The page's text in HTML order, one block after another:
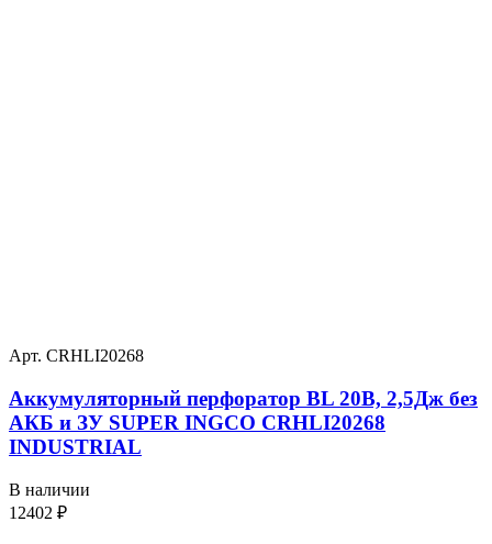
Арт. CRHLI20268
Аккумуляторный перфоратор BL 20В, 2,5Дж без
АКБ и ЗУ SUPER INGCO CRHLI20268
INDUSTRIAL
В наличии
12402 ₽